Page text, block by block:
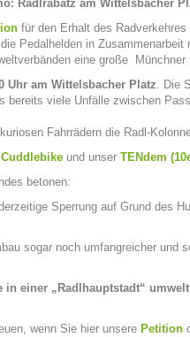
Radlrabatz am Wittelsbacher
für den Erhalt des
Pedalhelden in Zusammenarbeit
eine große Münchner
Uhr am Wittelsbacher Platz. Die
bereits viele Unfälle zwischen
Fahrrädern die Radl-
Cuddlebike und unser TENdem
betonen:
Sperrung auf Grund des
sogar noch umfangreicher und
in einer „Radlhauptstadt“
wenn Sie hier unsere Petition